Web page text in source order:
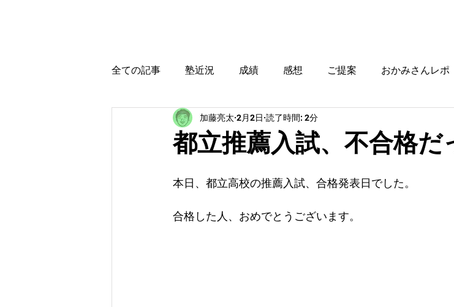
全ての記事 塾近況 成績 感想 ご提案 おかみさんレポ
育児・教育本感想 受験に役立つ情報
都立推薦入試、不合格だ
加藤亮太 2月2日 読了時間: 2分
本日、都立高校の推薦入試、合格発表日でした。
合格した人、おめでとうございます。